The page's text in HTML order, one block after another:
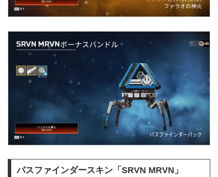
パスファインダースキン「SRVN MRVN」